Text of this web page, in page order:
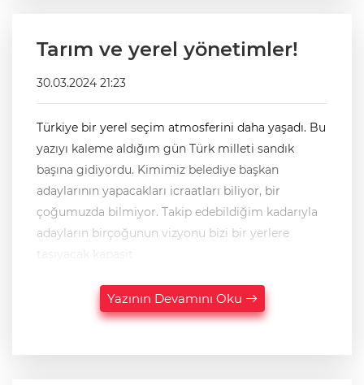
Tarım ve yerel yönetimler!
30.03.2024 21:23
Türkiye bir yerel seçim atmosferini daha yaşadı. Bu
yazıyı kaleme aldığım gün Türk milleti sandık
başına gidiyordu. Kimimiz belediye başkan
adaylarının yapacakları icraatları biliyor, bir
çoğumuzda bilmiyor. Takip edebildiğim kadarıyla
adayların birçoğunun vizyonu bizi bir yerlere
Yazının Devamını Oku